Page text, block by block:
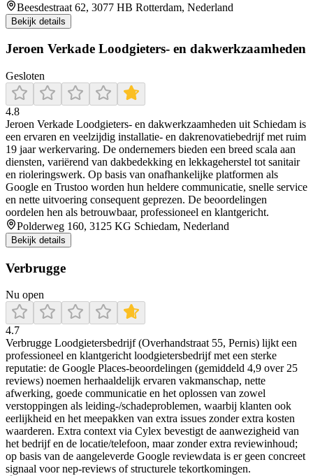
Beesdestraat 62, 3077 HB Rotterdam, Nederland
Bekijk details
Jeroen Verkade Loodgieters- en dakwerkzaamheden
Gesloten
4.8
Jeroen Verkade Loodgieters‑ en dakwerkzaamheden uit Schiedam is
een ervaren en veelzijdig installatie- en dakrenovatiebedrijf met ruim
19 jaar werkervaring. De ondernemers bieden een breed scala aan
diensten, variërend van dakbedekking en lekkageherstel tot sanitair
en rioleringswerk. Op basis van onafhankelijke platformen als
Google en Trustoo worden hun heldere communicatie, snelle service
en nette uitvoering consequent geprezen. De beoordelingen
oordelen hen als betrouwbaar, professioneel en klantgericht.
Polderweg 160, 3125 KG Schiedam, Nederland
Bekijk details
Verbrugge
Nu open
4.7
Verbrugge Loodgietersbedrijf (Overhandstraat 55, Pernis) lijkt een
professioneel en klantgericht loodgietersbedrijf met een sterke
reputatie: de Google Places-beoordelingen (gemiddeld 4,9 over 25
reviews) noemen herhaaldelijk ervaren vakmanschap, nette
afwerking, goede communicatie en het oplossen van zowel
verstoppingen als leiding-/schadeproblemen, waarbij klanten ook
eerlijkheid en het meepakken van extra issues zonder extra kosten
waarderen. Extra context via Cylex bevestigt de aanwezigheid van
het bedrijf en de locatie/telefoon, maar zonder extra reviewinhoud;
op basis van de aangeleverde Google reviewdata is er geen concreet
signaal voor nep-reviews of structurele tekortkomingen.